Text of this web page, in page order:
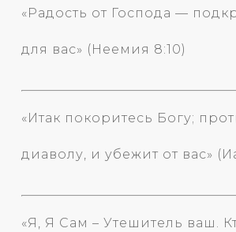
«Радость от Господа —
для вас» (Неемия 8:10)
«Итак покоритесь Богу;
диаволу, и убежит от вас»
«Я, Я Сам – Утешитель ваш.